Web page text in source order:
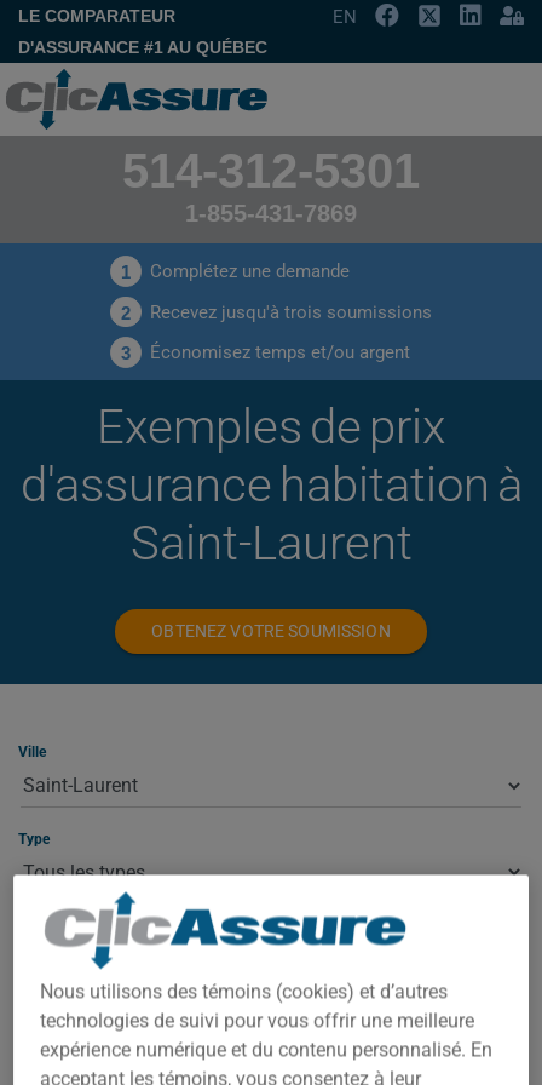
LE COMPARATEUR
D'ASSURANCE #1 AU QUÉBEC
EN
514-312-5301
1-855-431-7869
1 Complétez une demande
2 Recevez jusqu'à trois soumissions
3 Économisez temps et/ou argent
Exemples de prix
d'assurance habitation à
Saint-Laurent
OBTENEZ VOTRE SOUMISSION
Ville
Type
ASSURANCE HABITATION À SAINT-
LAURENT
À Saint-Laurent, votre prime dépend de plusieurs facteurs : la
valeur de la propriété, le code postal exact, l'année de
Nous utilisons des témoins (cookies) et d’autres
technologies de suivi pour vous offrir une meilleure
expérience numérique et du contenu personnalisé. En
acceptant les témoins, vous consentez à leur